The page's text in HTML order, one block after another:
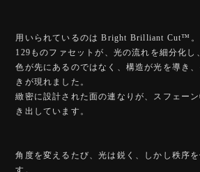
用いられているのは Bright Brilliant Cut™️。
129ものファセットが、光の流れを細分化し
色が先にあるのではなく、構造が光を導き
きが現れました。
緻密に設計された面の連なりが、スフェー
き出しています。
角度を変えるたび、光は鋭く、しかし秩序
す。